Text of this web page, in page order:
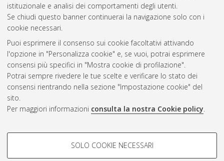
istituzionale e analisi dei comportamenti degli utenti.
Se chiudi questo banner continuerai la navigazione solo con i
cookie necessari.
Puoi esprimere il consenso sui cookie facoltativi attivando
l'opzione in "Personalizza cookie" e, se vuoi, potrai esprimere
consensi più specifici in "Mostra cookie di profilazione".
Potrai sempre rivedere le tue scelte e verificare lo stato dei
consensi rientrando nella sezione "Impostazione cookie" del
sito.
Per maggiori informazioni consulta la nostra Cookie policy.
COOKIE DI PROFILAZIONE -
SOLO COOKIE NECESSARI
Atom
Rss 1.0
Rss 2.0
ISSN: 2038-7946
Impostazioni Cookie
Informativa sulla privacy
Condizioni d’uso del sito